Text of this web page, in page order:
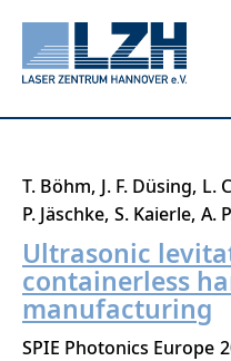
Direkt
zum
Inhalt
T. Böhm J. F. Düsing L.
P. Jäschke S. Kaierle A.
Ultrasonic
containerless
manufacturing
SPIE Photonics Europe